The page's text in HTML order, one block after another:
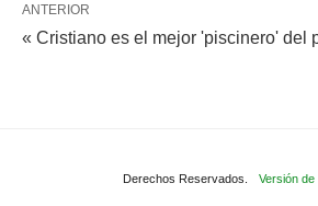
ANTERIOR
« Cristiano es el mejor 'piscinero' del
Derechos Reservados. Versión